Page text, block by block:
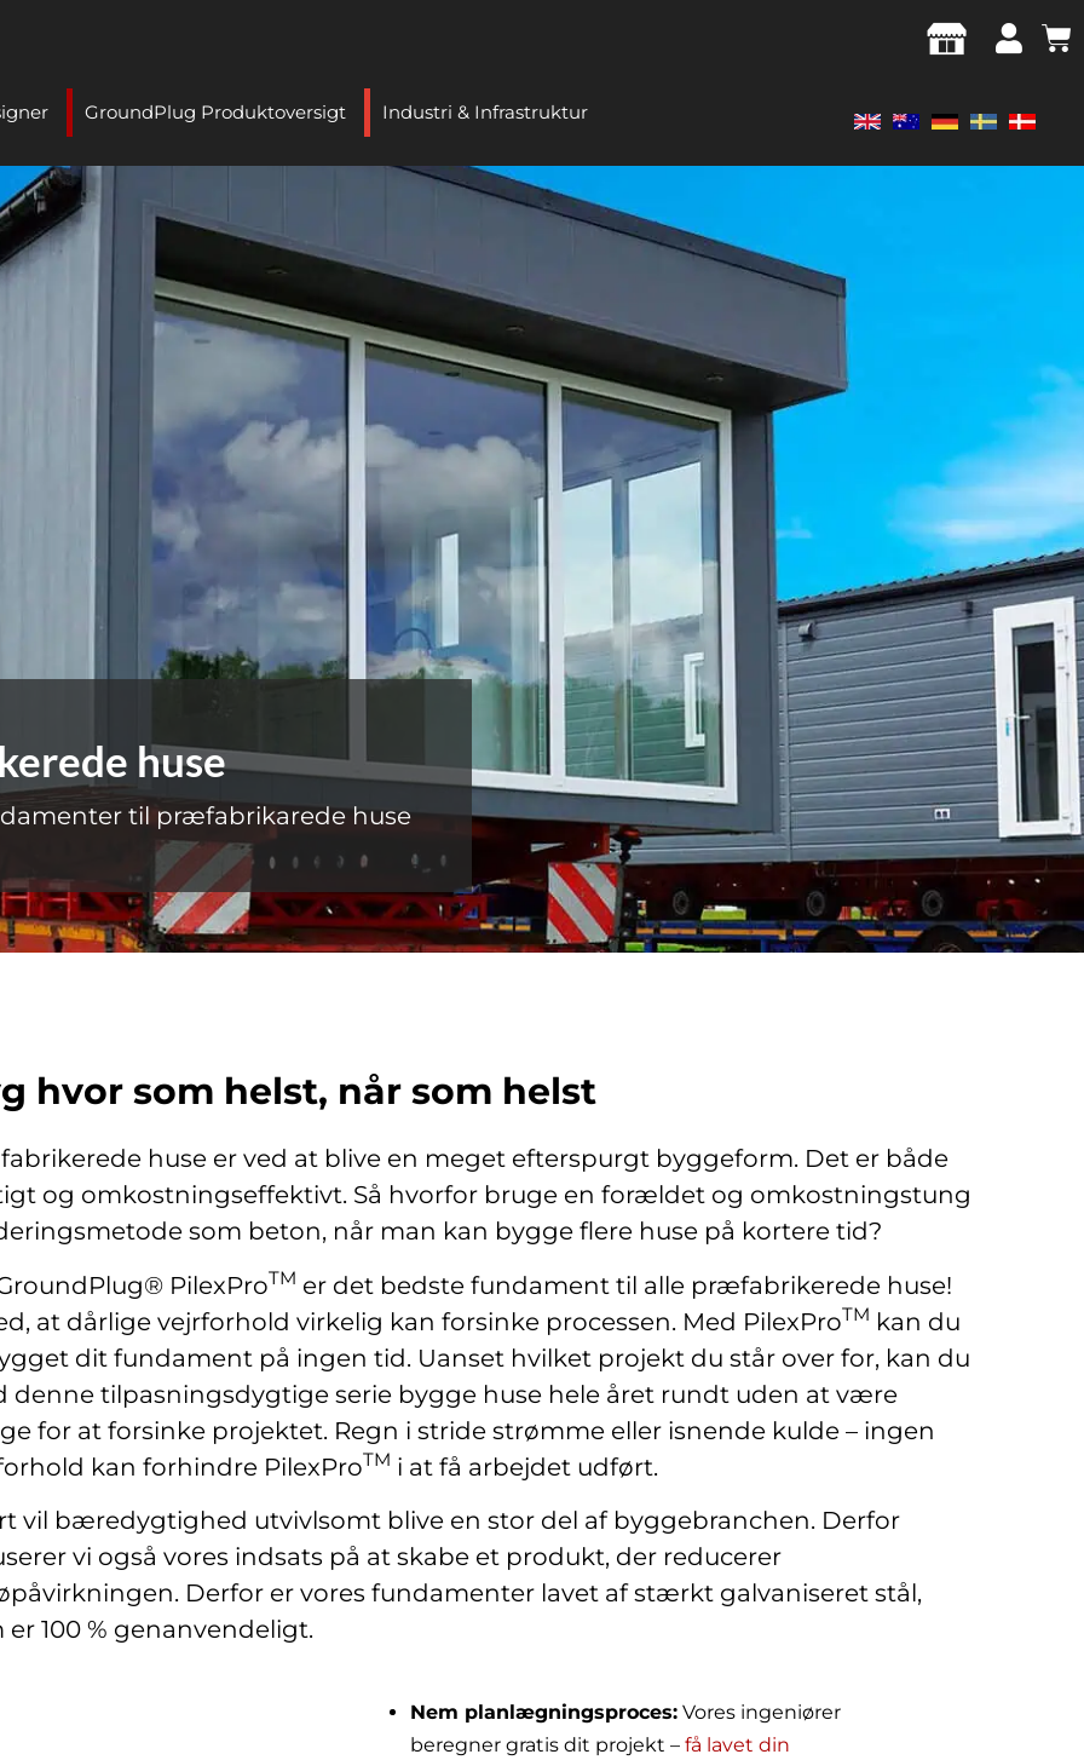
GroundPlug Produktoversigt Industri & Infrastruktur
huse
til præfabrikarede huse
hvor som helst, når som helst
huse er ved at blive en meget efterspurgt byggeform. Det er både
og omkostningseffektivt. Så hvorfor bruge en forældet og omkostningstung
som beton, når man kan bygge flere huse på kortere tid?
PilexProTM er det bedste fundament til alle præfabrikerede huse!
at dårlige vejrforhold virkelig kan forsinke processen. Med PilexProTM kan du
dit fundament på ingen tid. Uanset hvilket projekt du står over for, kan du
denne tilpasningsdygtige serie bygge huse hele året rundt uden at være
for at forsinke projektet. Regn i stride strømme eller isnende kulde – ingen
kan forhindre PilexProTM i at få arbejdet udført.
vil bæredygtighed utvivlsomt blive en stor del af byggebranchen. Derfor
vi også vores indsats på at skabe et produkt, der reducerer
Derfor er vores fundamenter lavet af stærkt galvaniseret stål,
er 100 % genanvendeligt.
Nem planlægningsproces: Vores ingeniører
beregner gratis dit projekt –få lavet din